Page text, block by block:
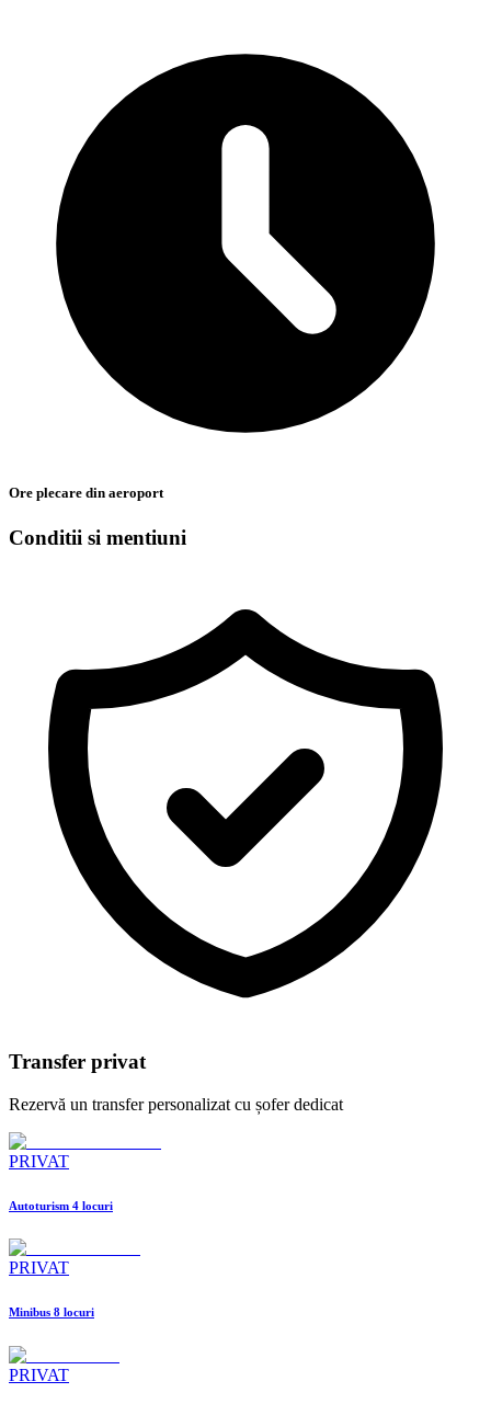
Ore plecare din aeroport
Conditii si mentiuni
Transfer privat
Rezervă un transfer personalizat cu șofer dedicat
PRIVAT
Autoturism 4 locuri
PRIVAT
Minibus 8 locuri
PRIVAT